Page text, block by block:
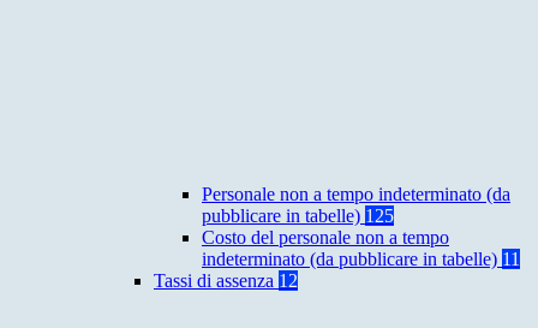
Personale non a tempo indeterminato (da
pubblicare in tabelle) 125
Costo del personale non a tempo
indeterminato (da pubblicare in tabelle) 11
Tassi di assenza 12